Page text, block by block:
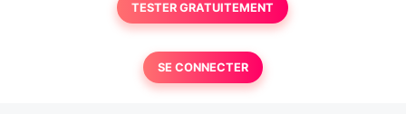
TESTER GRATUITEMENT
SE CONNECTER